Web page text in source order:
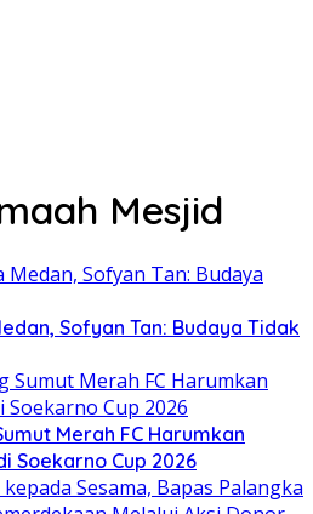
Mesjid
Sofyan Tan: Budaya Tidak
Merah FC Harumkan
Soekarno Cup 2026